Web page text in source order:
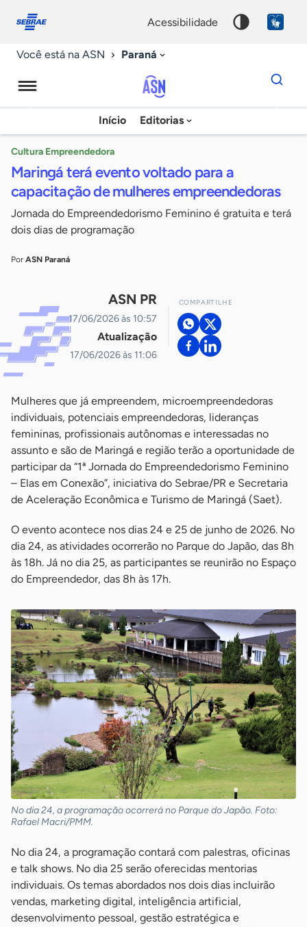
conosco
acessibilidade
Você está na ASN Paraná
Agência
Sebrae
Notícias
Início Editorias
Dados
para
chave
Cultura Empreendedora
Maringá terá evento voltado para a
capacitação de mulheres empreendedoras
Jornada do Empreendedorismo Feminino é gratuita e terá
dois dias de programação
Por ASN Paraná
ASN PR
17/06/2026 às 10:57
Atualização
17/06/2026 às 11:06
COMPARTILHE
Mulheres que já empreendem, microempreendedoras
individuais, potenciais empreendedoras, lideranças
femininas, profissionais autônomas e interessadas no
assunto e são de Maringá e região terão a oportunidade de
participar da “1ª Jornada do Empreendedorismo Feminino
– Elas em Conexão”, iniciativa do Sebrae/PR e Secretaria
de Aceleração Econômica e Turismo de Maringá (Saet).
O evento acontece nos dias 24 e 25 de junho de 2026. No
dia 24, as atividades ocorrerão no Parque do Japão, das 8h
às 18h. Já no dia 25, as participantes se reunirão no Espaço
do Empreendedor, das 8h às 17h.
No dia 24, a programação ocorrerá no Parque do Japão. Foto:
Rafael Macri/PMM.
No dia 24, a programação contará com palestras, oficinas
e talk shows. No dia 25 serão oferecidas mentorias
individuais. Os temas abordados nos dois dias incluirão
vendas, marketing digital, inteligência artificial,
desenvolvimento pessoal, gestão estratégica e